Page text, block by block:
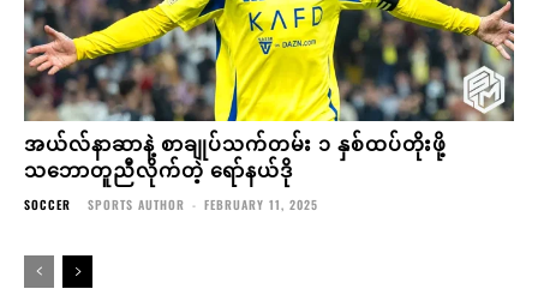
အယ်လ်နာဆာနဲ့ စာချုပ်သက်တမ်း ၁ နှစ်ထပ်တိုးဖို့
သဘောတူညီလိုက်တဲ့ ရော်နယ်ဒို
SOCCER SPORTS AUTHOR - FEBRUARY 11, 2025